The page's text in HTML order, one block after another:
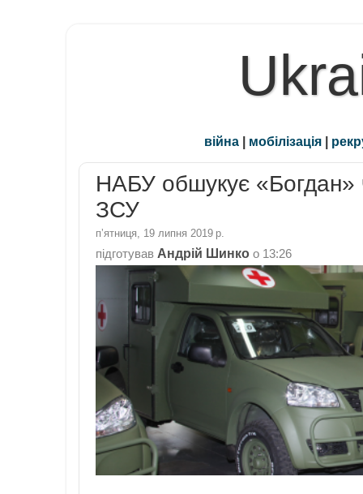
війна | мобілізація |
НАБУ обшукує «Богдан»
ЗСУ
пʼятниця, 19 липня 2019 р.
підготував Андрій Шинко о 13:26